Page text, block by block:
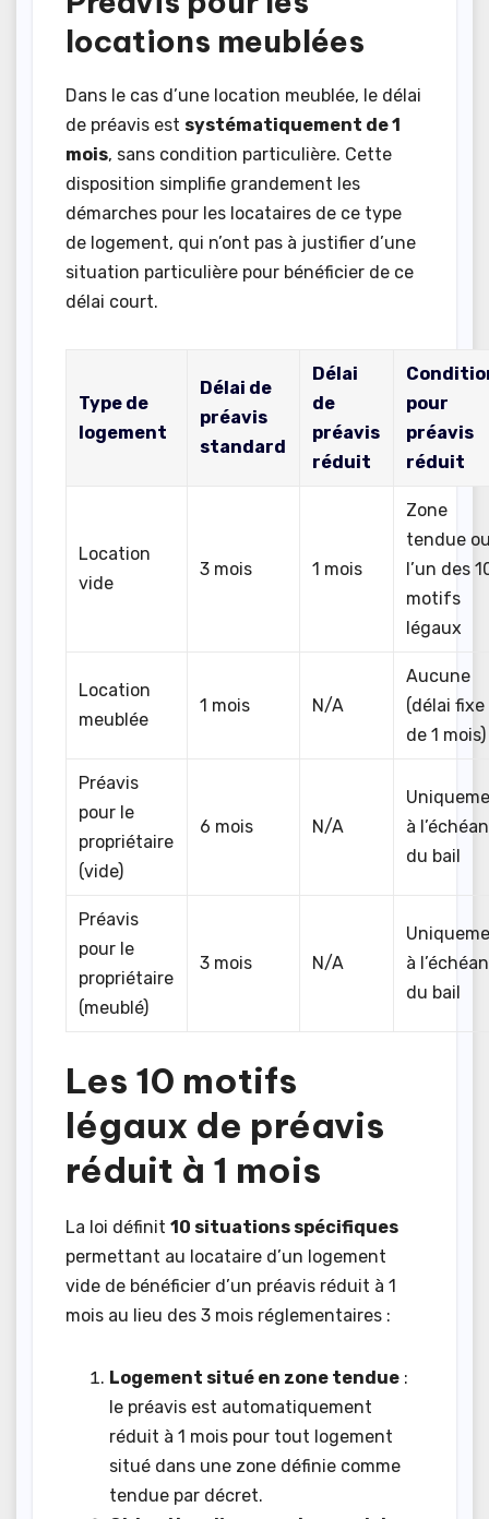
locations meublées
Dans le cas d’une location meublée, le délai
de préavis est systématiquement de 1
mois, sans condition particulière. Cette
disposition simplifie grandement les
démarches pour les locataires de ce type
de logement, qui n’ont pas à justifier d’une
situation particulière pour bénéficier de ce
délai court.
Type de
logement
Délai de
préavis
standard
Délai
de
préavis
réduit
pour
préavis
réduit
Location
vide
3 mois 1 mois
Zone
tendue
l’un des
motifs
légaux
Location
meublée
1 mois N/A
Aucune
(délai fixe
de 1 mois)
Préavis
pour le
propriétaire
(vide)
6 mois N/A
à
du bail
Préavis
pour le
propriétaire
(meublé)
3 mois N/A
à
du bail
Les 10 motifs
légaux de préavis
réduit à 1 mois
La loi définit 10 situations spécifiques
permettant au locataire d’un logement
vide de bénéficier d’un préavis réduit à 1
mois au lieu des 3 mois réglementaires :
Logement situé en zone tendue :
le préavis est automatiquement
réduit à 1 mois pour tout logement
situé dans une zone définie comme
tendue par décret.